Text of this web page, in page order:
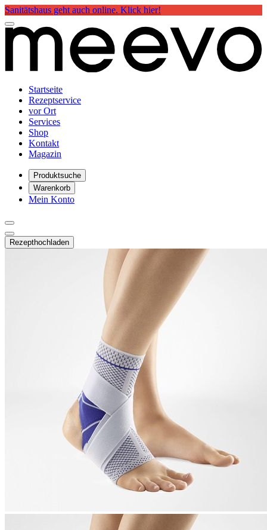
Sanitätshaus geht auch online. Klick hier!
Startseite
Rezeptservice
vor Ort
Services
Shop
Kontakt
Magazin
Produktsuche
Warenkorb
Mein Konto
Rezepthochladen